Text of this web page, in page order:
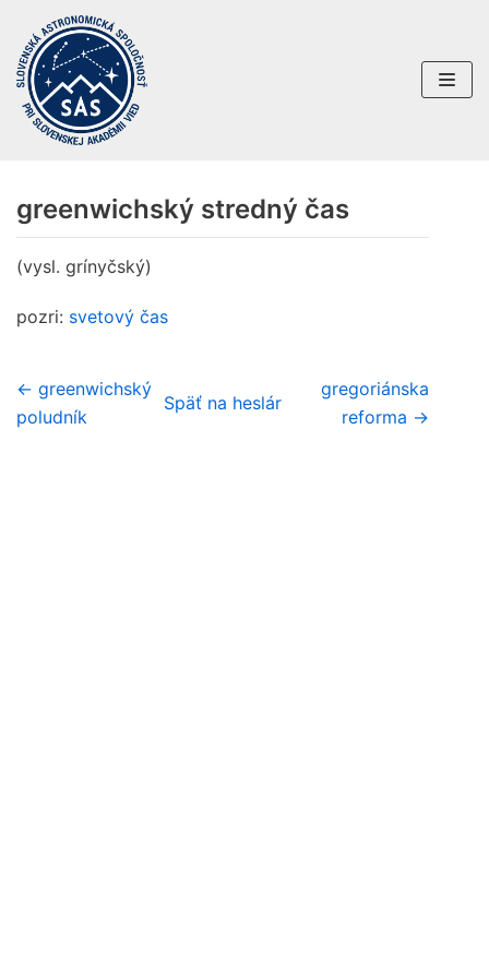
Preskočiť
na
obsah
greenwichský stredný čas
(vysl. grínyčský)
pozri: svetový čas
← greenwichský
poludník
Späť na heslár
gregoriánska
reforma →